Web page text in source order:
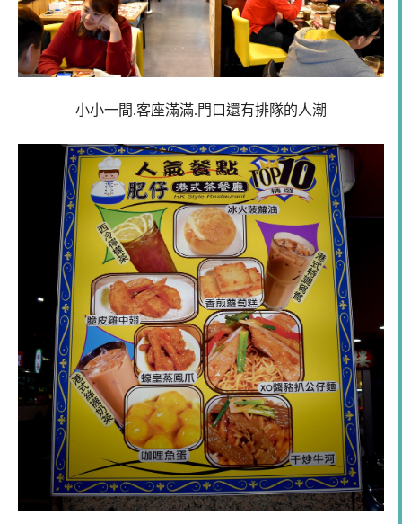
小小一間.客座滿滿.門口還有排隊的人潮